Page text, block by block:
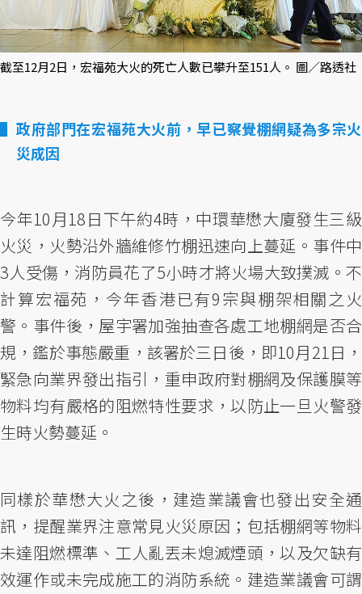
截至12月2日，宏福苑大火的死亡人數已攀升至151人。 圖／路透社
政府部門在宏福苑大火前，早已察覺棚網疑為多宗火
災成因
今年10月18日下午約4時，中環華懋大廈發生三級
火災，火勢沿外牆維修竹棚迅速向上蔓延。事件中
3人受傷，消防員花了5小時才將火場大致撲滅。不
計算宏福苑，今年香港已有9宗與棚架相關之火
警。事件後，屋宇署加強抽查各處工地棚網是否合
規，鑑於事態嚴重，該署於三日後，即10月21日，
緊急向業界發出指引，重申政府對棚網及保護膜等
物料均有嚴格的阻燃特性要求，以防止一旦火警發
生時火勢蔓延。
同樣於華懋大火之後，建造業議會也發出安全通
訊，提醒業界注意常見火災原因；包括棚網等物料
未達阻燃標準、工人亂丟未熄滅煙頭，以及欠缺有
效運作或未完成施工的消防系統。建造業議會可謂